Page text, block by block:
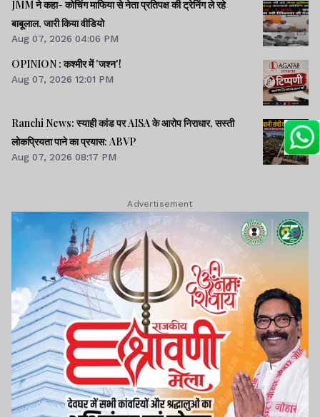
JMM ने कहा- कोचिंग माफिया से नेता प्रतिपक्ष की ट्रेनिंग ले रहे
बाबूलाल, जारी किया वीडियो
Aug 07, 2026 04:06 PM
OPINION : कश्मीर में 'जश्न'!
Aug 07, 2026 12:01 PM
Ranchi News: स्याही कांड पर AISA के आरोप निराधार, सस्ती
लोकप्रियता पाने का प्रयास: ABVP
Aug 07, 2026 08:17 PM
Advertisement